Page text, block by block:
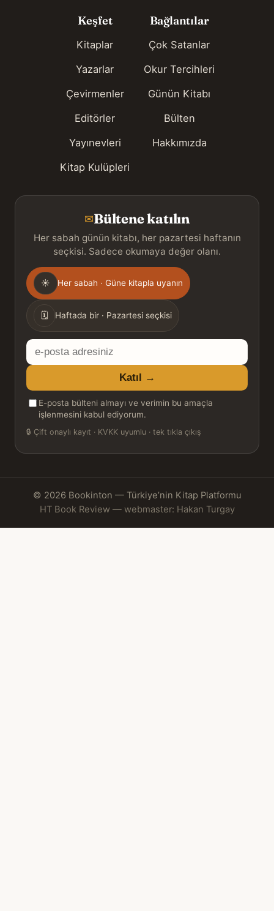
Keşfet
Kitaplar
Yazarlar
Çevirmenler
Editörler
Yayınevleri
Kitap Kulüpleri
Bağlantılar
Çok Satanlar
Okur Tercihleri
Günün Kitabı
Bülten
Hakkımızda
✉Bültene katılın
Her sabah günün kitabı, her pazartesi haftanın
seçkisi. Sadece okumaya değer olanı.
Gönderim
sıklığı
☀ Her sabah · Güne kitapla uyanın
🗓 Haftada bir · Pazartesi seçkisi
E-
posta
adresiniz
Katıl →
E-posta bülteni almayı ve verimin bu amaçla
işlenmesini kabul ediyorum.
🔒 Çift onaylı kayıt · KVKK uyumlu · tek tıkla çıkış
© 2026 Bookinton — Türkiye’nin Kitap Platformu
HT Book Review — webmaster: Hakan Turgay